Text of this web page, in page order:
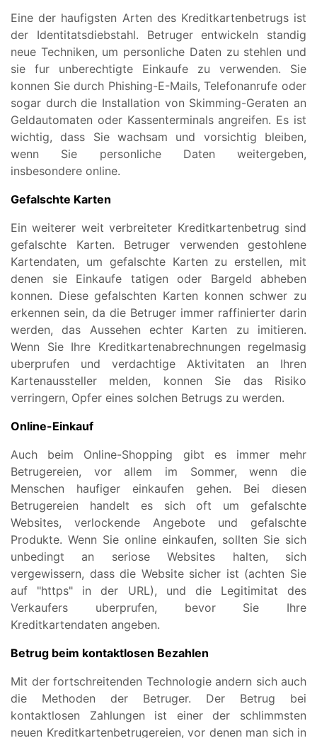
Eine der haufigsten Arten des Kreditkartenbetrugs ist
der Identitatsdiebstahl. Betruger entwickeln standig
neue Techniken, um personliche Daten zu stehlen und
sie fur unberechtigte Einkaufe zu verwenden. Sie
konnen Sie durch Phishing-E-Mails, Telefonanrufe oder
sogar durch die Installation von Skimming-Geraten an
Geldautomaten oder Kassenterminals angreifen. Es ist
wichtig, dass Sie wachsam und vorsichtig bleiben,
wenn Sie personliche Daten weitergeben,
insbesondere online.
Gefalschte Karten
Ein weiterer weit verbreiteter Kreditkartenbetrug sind
gefalschte Karten. Betruger verwenden gestohlene
Kartendaten, um gefalschte Karten zu erstellen, mit
denen sie Einkaufe tatigen oder Bargeld abheben
konnen. Diese gefalschten Karten konnen schwer zu
erkennen sein, da die Betruger immer raffinierter darin
werden, das Aussehen echter Karten zu imitieren.
Wenn Sie Ihre Kreditkartenabrechnungen regelmasig
uberprufen und verdachtige Aktivitaten an Ihren
Kartenaussteller melden, konnen Sie das Risiko
verringern, Opfer eines solchen Betrugs zu werden.
Online-Einkauf
Auch beim Online-Shopping gibt es immer mehr
Betrugereien, vor allem im Sommer, wenn die
Menschen haufiger einkaufen gehen. Bei diesen
Betrugereien handelt es sich oft um gefalschte
Websites, verlockende Angebote und gefalschte
Produkte. Wenn Sie online einkaufen, sollten Sie sich
unbedingt an seriose Websites halten, sich
vergewissern, dass die Website sicher ist (achten Sie
auf "https" in der URL), und die Legitimitat des
Verkaufers uberprufen, bevor Sie Ihre
Kreditkartendaten angeben.
Betrug beim kontaktlosen Bezahlen
Mit der fortschreitenden Technologie andern sich auch
die Methoden der Betruger. Der Betrug bei
kontaktlosen Zahlungen ist einer der schlimmsten
neuen Kreditkartenbetrugereien, vor denen man sich in